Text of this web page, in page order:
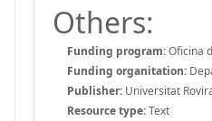
Others:
Funding program:Oficina
Funding organitation:
Publisher: Universitat
Resource type:Text